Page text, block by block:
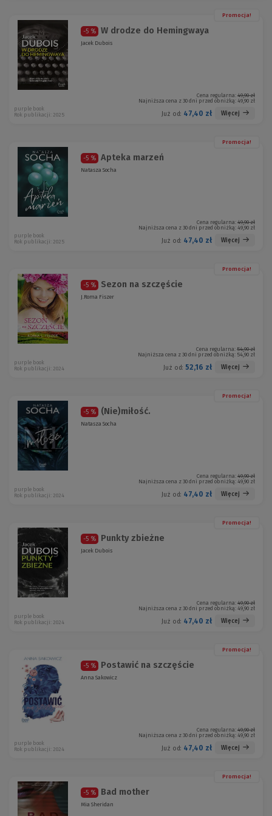
Promocja!
-5 % W drodze do Hemingwaya
Jacek Dubois
Cena regularna: 49,90 zł
Najniższa cena z 30 dni przed obniżką: 49,90 zł
Już od: 47,40 zł Więcej
purple book
Rok publikacji: 2025
Promocja!
-5 % Apteka marzeń
Natasza Socha
Cena regularna: 49,90 zł
Najniższa cena z 30 dni przed obniżką: 49,90 zł
Już od: 47,40 zł Więcej
purple book
Rok publikacji: 2025
Promocja!
-5 % Sezon na szczęście
J.Roma Fiszer
Cena regularna: 54,90 zł
Najniższa cena z 30 dni przed obniżką: 54,90 zł
Już od: 52,16 zł Więcej
purple book
Rok publikacji: 2024
Promocja!
-5 % (Nie)miłość.
Natasza Socha
Cena regularna: 49,90 zł
Najniższa cena z 30 dni przed obniżką: 49,90 zł
Już od: 47,40 zł Więcej
purple book
Rok publikacji: 2024
Promocja!
-5 % Punkty zbieżne
Jacek Dubois
Cena regularna: 49,90 zł
Najniższa cena z 30 dni przed obniżką: 49,90 zł
Już od: 47,40 zł Więcej
purple book
Rok publikacji: 2024
Promocja!
-5 % Postawić na szczęście
Anna Sakowicz
Cena regularna: 49,90 zł
Najniższa cena z 30 dni przed obniżką: 49,90 zł
Już od: 47,40 zł Więcej
purple book
Rok publikacji: 2024
Promocja!
-5 % Bad mother
Mia Sheridan